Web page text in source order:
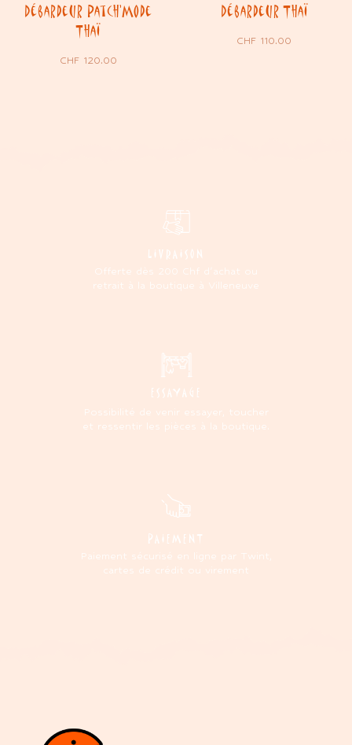
Débardeur Patch’Mode
Thaï
CHF120.00
Débardeur Thaï
CHF 110.00
LIVRAISON
Offerte dès 200 Chf d'achat ou
retrait à la boutique à Villeneuve
ESSAYAGE
Possibilité de venir essayer, toucher
et ressentir les pièces à la boutique.
PAIEMENT
Paiement sécurisé en ligne par Twint,
cartes de crédit ou virement